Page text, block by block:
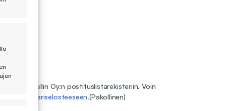
Sovellin Oy:n postituslistarekisteriin. Voin
rekisteriselosteeseen.(Pakollinen)